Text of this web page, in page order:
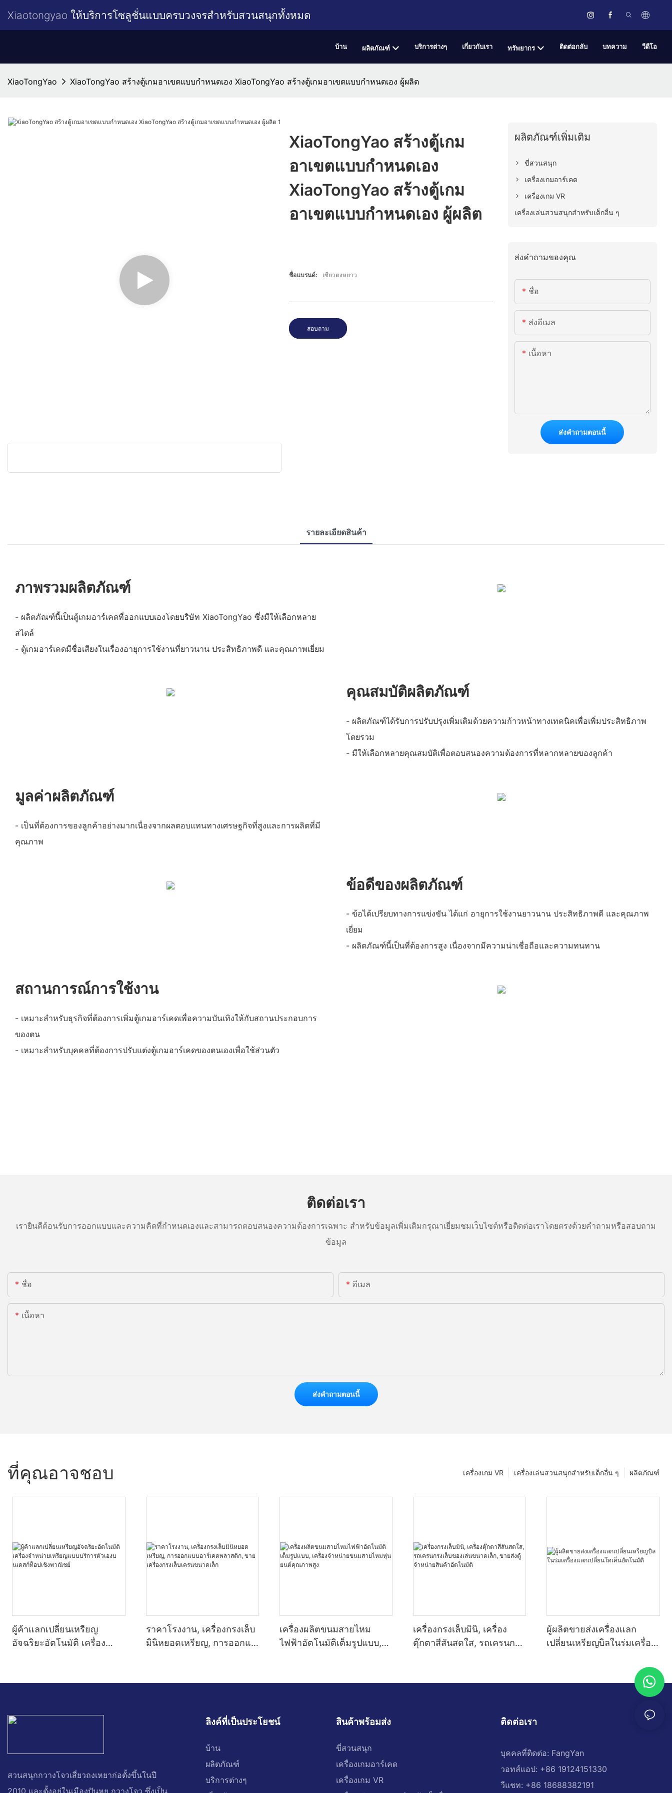
Xiaotongyao ให้บริการโซลูชั่นแบบครบวงจรสำหรับสวนสนุกทั้งหมด
บ้าน ผลิตภัณฑ์ บริการต่างๆ เกี่ยวกับเรา ทรัพยากร ติดต่อกลับ บทความ วีดีโอ
XiaoTongYao XiaoTongYao สร้างตู้เกมอาเขตแบบกำหนดเอง XiaoTongYao สร้างตู้เกมอาเขตแบบกำหนดเอง ผู้ผลิต
XiaoTongYao สร้างตู้เกม
อาเขตแบบกำหนดเอง
XiaoTongYao สร้างตู้เกม
อาเขตแบบกำหนดเอง ผู้ผลิต
ชื่อแบรนด์: เซียวตงหยาว
สอบถาม
ผลิตภัณฑ์เพิ่มเติม
ขี่สวนสนุก
เครื่องเกมอาร์เคด
เครื่องเกม VR
เครื่องเล่นสวนสนุกสำหรับเด็กอื่น ๆ
ส่งคำถามของคุณ
ชื่อ
ส่งอีเมล
เนื้อหา
ส่งคำถามตอนนี้
รายละเอียดสินค้า
ภาพรวมผลิตภัณฑ์
- ผลิตภัณฑ์นี้เป็นตู้เกมอาร์เคดที่ออกแบบเองโดยบริษัท XiaoTongYao ซึ่งมีให้เลือกหลาย
สไตล์
- ตู้เกมอาร์เคดมีชื่อเสียงในเรื่องอายุการใช้งานที่ยาวนาน ประสิทธิภาพดี และคุณภาพเยี่ยม
คุณสมบัติผลิตภัณฑ์
- ผลิตภัณฑ์ได้รับการปรับปรุงเพิ่มเติมด้วยความก้าวหน้าทางเทคนิคเพื่อเพิ่มประสิทธิภาพ
โดยรวม
- มีให้เลือกหลายคุณสมบัติเพื่อตอบสนองความต้องการที่หลากหลายของลูกค้า
มูลค่าผลิตภัณฑ์
- เป็นที่ต้องการของลูกค้าอย่างมากเนื่องจากผลตอบแทนทางเศรษฐกิจที่สูงและการผลิตที่มี
คุณภาพ
ข้อดีของผลิตภัณฑ์
- ข้อได้เปรียบทางการแข่งขัน ได้แก่ อายุการใช้งานยาวนาน ประสิทธิภาพดี และคุณภาพ
เยี่ยม
- ผลิตภัณฑ์นี้เป็นที่ต้องการสูง เนื่องจากมีความน่าเชื่อถือและความทนทาน
สถานการณ์การใช้งาน
- เหมาะสำหรับธุรกิจที่ต้องการเพิ่มตู้เกมอาร์เคดเพื่อความบันเทิงให้กับสถานประกอบการ
ของตน
- เหมาะสำหรับบุคคลที่ต้องการปรับแต่งตู้เกมอาร์เคดของตนเองเพื่อใช้ส่วนตัว
ติดต่อเรา
เรายินดีต้อนรับการออกแบบและความคิดที่กำหนดเองและสามารถตอบสนองความต้องการเฉพาะ สำหรับข้อมูลเพิ่มเติมกรุณาเยี่ยมชมเว็บไซต์หรือติดต่อเราโดยตรงด้วยคำถามหรือสอบถาม
ข้อมูล
ชื่อ อีเมล
เนื้อหา
ส่งคำถามตอนนี้
ที่คุณอาจชอบ ผลิตภัณฑ์
เครื่องเล่นสวนสนุกสำหรับเด็กอื่น ๆ
เครื่องเกม VR
ผู้ค้าแลกเปลี่ยนเหรียญ
อัจฉริยะอัตโนมัติ เครื่อง
พาณิชย์
ราคาโรงงาน, เครื่องกรงเล็บ
มินิหยอดเหรียญ, การออกแบ
เครื่องผลิตขนมสายไหม
ไฟฟ้าอัตโนมัติเต็มรูปแบบ,
เครื่องกรงเล็บมินิ, เครื่อง
ตุ๊กตาสีสันสดใส, รถเครนกรง
ผู้ผลิตขายส่งเครื่องแลก
เปลี่ยนเหรียญบิลในร่มเครื่อง
สวนสนุกกวางโจวเสี่ยวถงเหยาก่อตั้งขึ้นในปี
ลิงค์ที่เป็นประโยชน์
บ้าน
ผลิตภัณฑ์
บริการต่างๆ
สินค้าพร้อมส่ง
ขี่สวนสนุก
เครื่องเกมอาร์เคด
เครื่องเกม VR
ติดต่อเรา
บุคคลที่ติดต่อ: FangYan
วอทส์แอป: +86 19124151330
วีแชท: +86 18688382191